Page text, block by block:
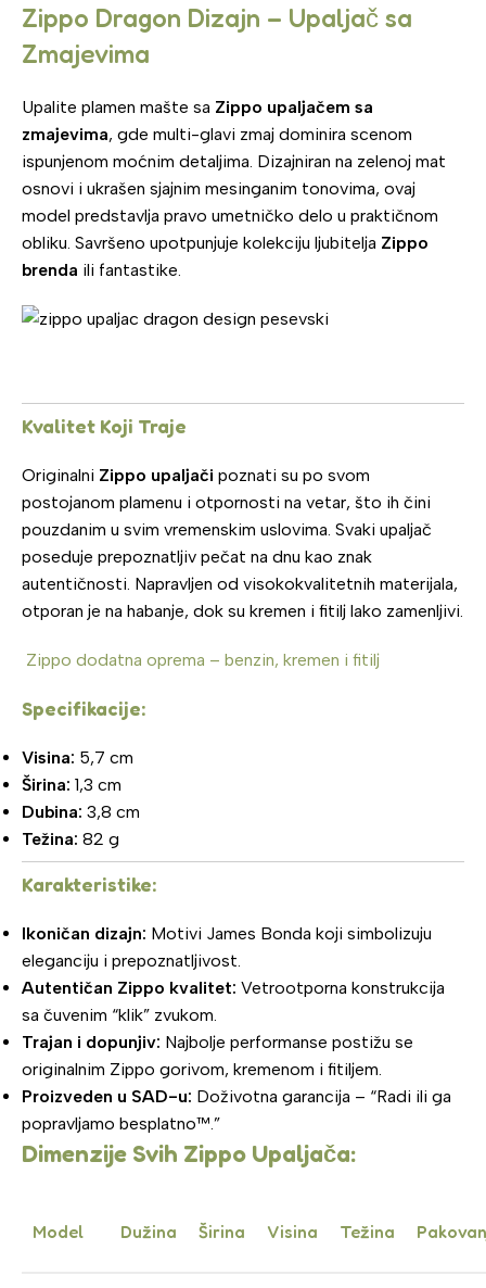
Zippo Dragon Dizajn – Upaljač sa
Zmajevima
Upalite plamen mašte sa Zippo upaljačem sa
zmajevima, gde multi-glavi zmaj dominira scenom
ispunjenom moćnim detaljima. Dizajniran na zelenoj mat
osnovi i ukrašen sjajnim mesinganim tonovima, ovaj
model predstavlja pravo umetničko delo u praktičnom
obliku. Savršeno upotpunjuje kolekciju ljubitelja Zippo
brenda ili fantastike.
Kvalitet Koji Traje
Originalni Zippo upaljači poznati su po svom
postojanom plamenu i otpornosti na vetar, što ih čini
pouzdanim u svim vremenskim uslovima. Svaki upaljač
poseduje prepoznatljiv pečat na dnu kao znak
autentičnosti. Napravljen od visokokvalitetnih materijala,
otporan je na habanje, dok su kremen i fitilj lako zamenljivi.
Zippo dodatna oprema – benzin, kremen i fitilj
Specifikacije:
Visina: 5,7 cm
Širina: 1,3 cm
Dubina: 3,8 cm
Težina: 82 g
Karakteristike:
Ikoničan dizajn: Motivi James Bonda koji simbolizuju
eleganciju i prepoznatljivost.
Autentičan Zippo kvalitet: Vetrootporna konstrukcija
sa čuvenim “klik” zvukom.
Trajan i dopunjiv: Najbolje performanse postižu se
originalnim Zippo gorivom, kremenom i fitiljem.
Proizveden u SAD-u: Doživotna garancija – “Radi ili ga
popravljamo besplatno™.”
Dimenzije Svih Zippo Upaljača:
Model Dužina Širina Visina Težina